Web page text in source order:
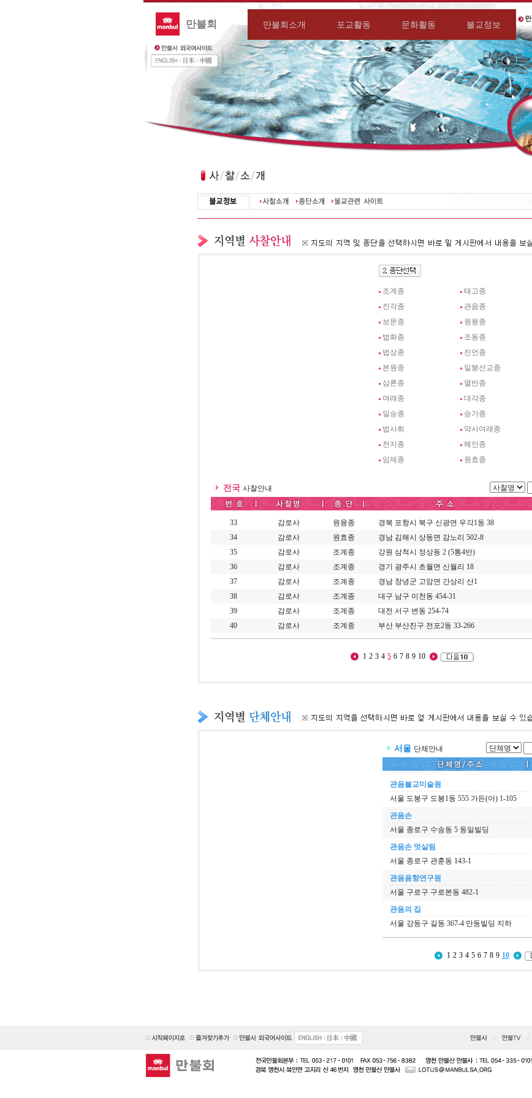
만불회 만불회소개 포교활동 문화활동 불교정보
조계종 태고종
진각종
관음종
보문종
원융종
법화종
조동종
법상종
진언종
본원종
일붕선교종
삼론종
열반종
여래종
대각종
일승종
승가종
법사회
약사여래종
천지종
해인종
임제종
원효종
전국 사찰안내
33 감로사 원융종 경북 포항시 북구 신광면 우각1동 38
34
감로사 원효종 경남 김해시 상동면 감노리 502-8
35
감로사 조계종 강원 삼척시 정상동 2 (5통4반)
36
감로사 조계종 경기 광주시 초월면 신월리 18
37
감로사 조계종 경남 창녕군 고암면 간상리 산1
38
감로사 조계종 대구 남구 이천동 454-31
39
감로사 조계종 대전 서구 변동 254-74
40
감로사 조계종 부산 부산진구 전포2동 33-266
1 2 3 4 5 6 7 8 9 10
서울 단체안내
관음불교미술원
서울 도봉구 도봉1동 555 가든(아) 1-105
관음손
서울 종로구 수송동 5 동일빌딩
관음손 멋살림
서울 종로구 관훈동 143-1
관음음향연구원
서울 구로구 구로본동 482-1
관음의 집
서울 강동구 길동 367-4 만동빌딩 지하
1 2 3 4 5 6 7 8 9 10